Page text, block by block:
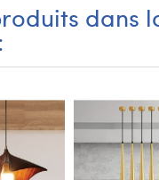
dans